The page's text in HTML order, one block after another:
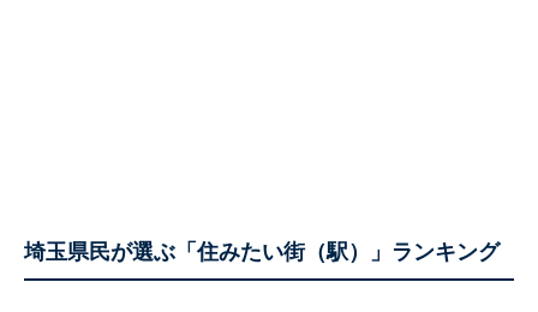
埼玉県民が選ぶ「住みたい街（駅）」ランキング